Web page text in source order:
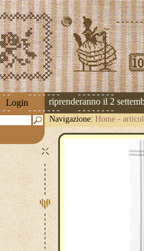
Login riprenderanno il 2
Navigazione: Home -